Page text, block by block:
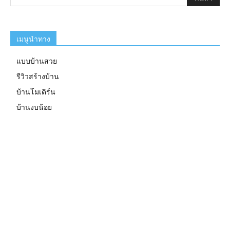
เมนูนำทาง
แบบบ้านสวย
รีวิวสร้างบ้าน
บ้านโมเดิร์น
บ้านงบน้อย